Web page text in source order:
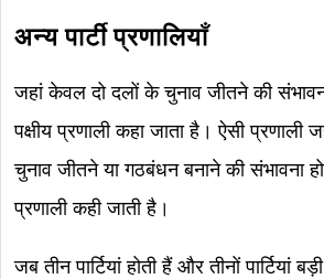
अन्य पार्टी प्रणालियाँ
जहां केवल दो दलों के चुनाव जीतने की
पक्षीय प्रणाली कहा जाता है। ऐसी
चुनाव जीतने या गठबंधन बनाने की संभावना
प्रणाली कही जाती है।
जब तीन पार्टियां होती हैं और तीनों पार्टियां